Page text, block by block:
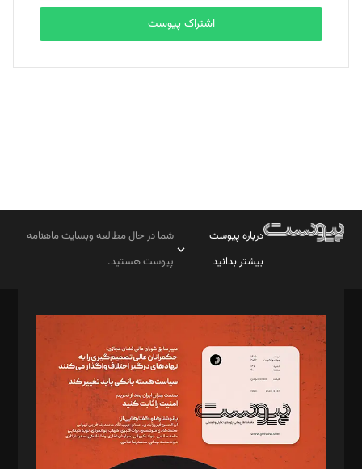
بابک نقاش
تحریریه
اشتراک پیوست
درباره پیوست
بیشتر بدانید
شما در حال مطالعه وبسایت ماهنامه
پیوست هستید.
مدیر مسئول: محمدباقر اثنی‌عشری
سردبیر: مهرک محمودی
دبیر تحریریه: میثم قاسمی
د‌بیر ناداستان: سمانه سمیع
د‌بیر خدمت و تجارت: ابوالفضل رجبی
د‌بیر حقوق فناوری: حسام‌الدین ایپکچی
د‌بیر پیوست جهان: مینا پاکدل